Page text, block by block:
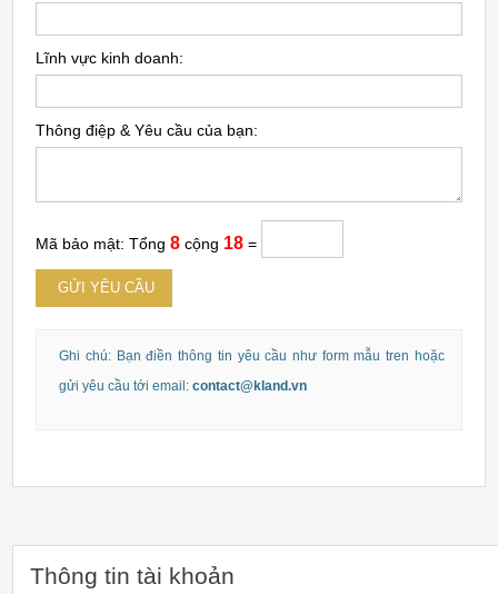
Lĩnh vực kinh doanh:
Thông điệp & Yêu cầu của bạn:
Mã bảo mật: Tổng8 cộng 18 =
Ghi chú:Bạn điền thông tin yêu cầu như form mẫu tren hoặc
gửi yêu cầu tới email:contact@kland.vn
Thông tin tài khoản